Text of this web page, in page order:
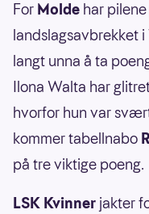
For Molde har
landslagsavbrekket
langt unna å ta
Ilona Walta har
hvorfor hun var
kommer tabellnabo
på tre viktige poeng.
LSK Kvinner jakter